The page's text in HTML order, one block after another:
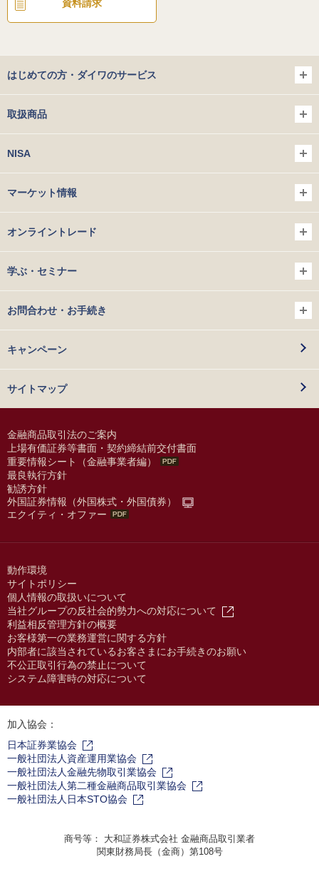
資料請求
はじめての方・ダイワのサービス
取扱商品
NISA
マーケット情報
オンライントレード
学ぶ・セミナー
お問合わせ・お手続き
キャンペーン
サイトマップ
金融商品取引法のご案内
上場有価証券等書面・契約締結前交付書面
重要情報シート（金融事業者編）
最良執行方針
勧誘方針
外国証券情報（外国株式・外国債券）
エクイティ・オファー
動作環境
サイトポリシー
個人情報の取扱いについて
当社グループの反社会的勢力への対応について
利益相反管理方針の概要
お客様第一の業務運営に関する方針
内部者に該当されているお客さまにお手続きのお願い
不公正取引行為の禁止について
システム障害時の対応について
加入協会：
日本証券業協会
一般社団法人資産運用業協会
一般社団法人金融先物取引業協会
一般社団法人第二種金融商品取引業協会
一般社団法人日本STO協会
商号等： 大和証券株式会社 金融商品取引業者
関東財務局長（金商）第108号